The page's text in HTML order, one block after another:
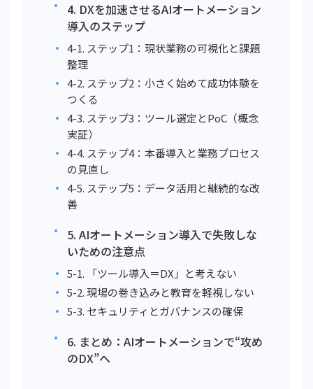
4. DXを加速させるAIオートメーション
導入のステップ
4-1. ステップ1：現状業務の可視化と課題
整理
4-2. ステップ2：小さく始めて成功体験を
つくる
4-3. ステップ3：ツール選定とPoC（概念
実証）
4-4. ステップ4：本番導入と業務プロセス
の見直し
4-5. ステップ5：データ活用と継続的な改
善
5. AIオートメーション導入で失敗しな
いための注意点
5-1. 「ツール導入＝DX」と考えない
5-2. 現場の巻き込みと教育を軽視しない
5-3. セキュリティとガバナンスの確保
6. まとめ：AIオートメーションで“攻め
のDX”へ